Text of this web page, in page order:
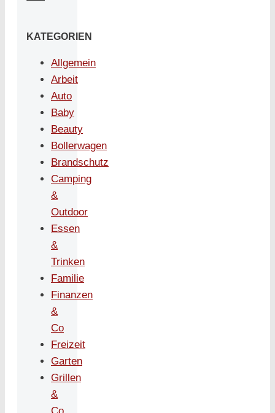
KATEGORIEN
Allgemein
Arbeit
Auto
Baby
Beauty
Bollerwagen
Brandschutz
Camping
&
Outdoor
Essen
&
Trinken
Familie
Finanzen
&
Co
Freizeit
Garten
Grillen
&